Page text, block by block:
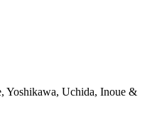
Yoshikawa, Uchida, Inoue &